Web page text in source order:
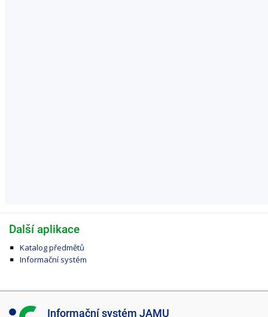
Další aplikace
Katalog předmětů
Informační systém
I Informační systém JAMU